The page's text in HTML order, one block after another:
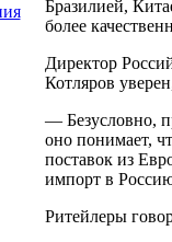
Бразилией,
более
Директор
Котляров
— Безусловно,
оно понимает,
поставок из
импорт в
Ритейлеры